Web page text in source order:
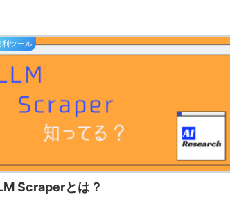
利ツール
Scraperとは？